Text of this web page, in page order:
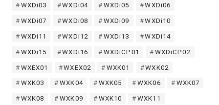
WXDi03 WXDi04 WXDi05 WXDi06
WXDi07 WXDi08 WXDi09 WXDi10
WXDi11 WXDi12 WXDi13 WXDi14
WXDi15 WXDi16 WXDiCP01 WXDiCP02
WXEX01 WXEX02 WXK01 WXK02
WXK03 WXK04 WXK05 WXK06 WXK07
WXK08 WXK09 WXK10 WXK11